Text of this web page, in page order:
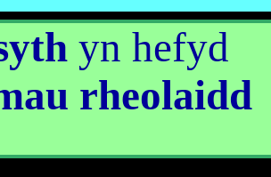
yn hefyd
rheolaidd